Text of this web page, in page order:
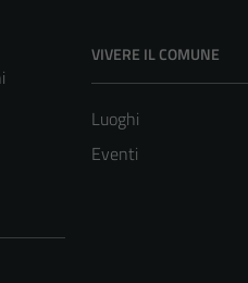
VIVERE IL COMUNE
Luoghi
Eventi